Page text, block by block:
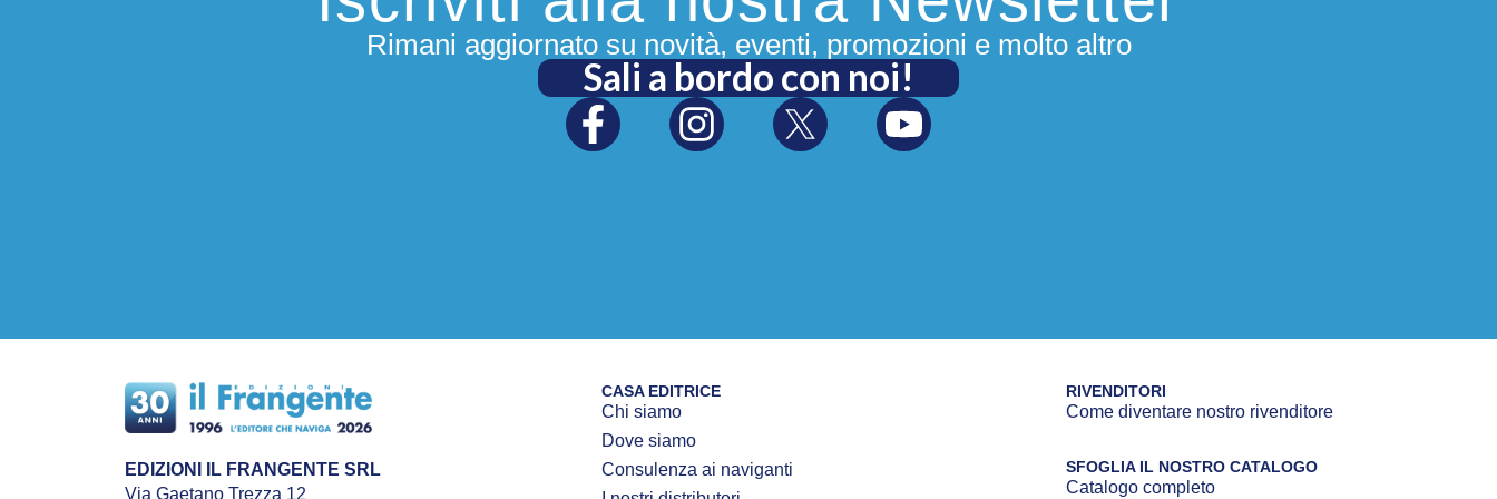
Rimani aggiornato su novità, eventi, promozioni e molto altro
Sali a bordo con noi!
EDIZIONI IL FRANGENTE SRL
Via Gaetano Trezza 12
CASA EDITRICE
Chi siamo
Dove siamo
Consulenza ai naviganti
RIVENDITORI
Come diventare nostro rivenditore
SFOGLIA IL NOSTRO CATALOGO
Catalogo completo